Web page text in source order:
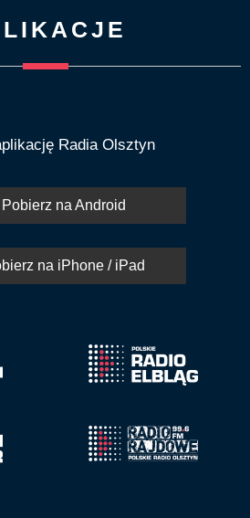
Radia Olsztyn
Pobierz na Android
na iPhone / iPad